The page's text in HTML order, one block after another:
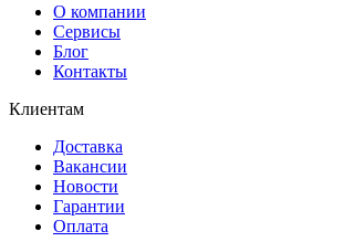
О компании
Сервисы
Блог
Контакты
Клиентам
Доставка
Вакансии
Новости
Гарантии
Оплата